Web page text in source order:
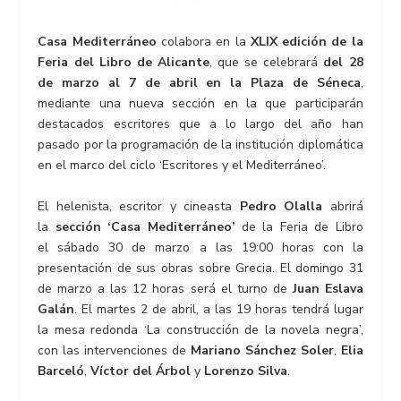
Casa Mediterráneo colabora en la XLIX edición de la
Feria del Libro de Alicante, que se celebrará del 28
de marzo al 7 de abril en la Plaza de Séneca,
mediante una nueva sección en la que participarán
destacados escritores que a lo largo del año han
pasado por la programación de la institución diplomática
en el marco del ciclo ‘Escritores y el Mediterráneo’.
El helenista, escritor y cineasta Pedro Olalla abrirá
la sección ‘Casa Mediterráneo’ de la Feria de Libro
el sábado 30 de marzo a las 19:00 horas con la
presentación de sus obras sobre Grecia. El domingo 31
de marzo a las 12 horas será el turno deJuan Eslava
Galán. El martes 2 de abril, a las 19 horas tendrá lugar
la mesa redonda ‘La construcción de la novela negra’,
con las intervenciones de Mariano Sánchez Soler, Elia
Barceló,Víctor del Árboly Lorenzo Silva.